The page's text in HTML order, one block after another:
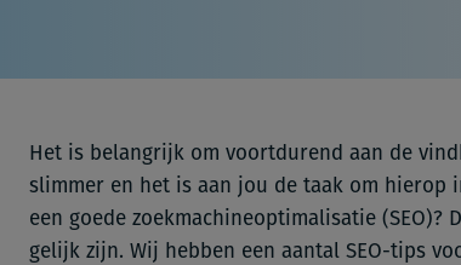
Het is belangrijk om voortdurend aan de
slimmer en het is aan jou de taak om hierop
een goede zoekmachineoptimalisatie
gelijk zijn. Wij hebben een aantal SEO-tips